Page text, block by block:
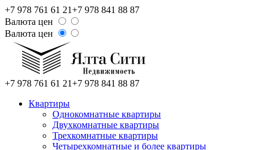
+7 978 761 61 21+7 978 841 88 87
Валюта цен
Валюта цен
+7 978 761 61 21+7 978 841 88 87
Квартиры
Однокомнатные квартиры
Двухкомнатные квартиры
Трехкомнатные квартиры
Четырехкомнатные и более квартиры